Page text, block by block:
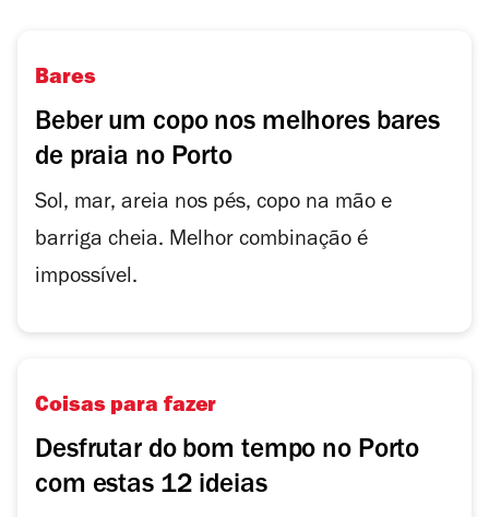
Bares
Beber um copo nos melhores bares
de praia no Porto
Sol, mar, areia nos pés, copo na mão e
barriga cheia. Melhor combinação é
impossível.
Coisas para fazer
Desfrutar do bom tempo no Porto
com estas 12 ideias